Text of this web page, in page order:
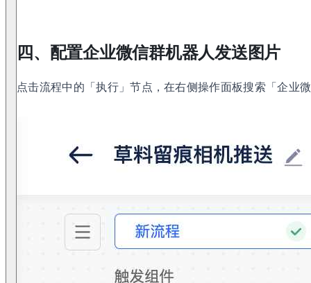
四、配置企业微信群机器人发送图片
点击流程中的「执行」节点，在右侧操作面板搜索「企业